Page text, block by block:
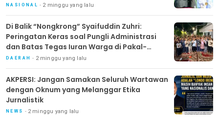
NASIONAL 2 minggu yang lalu
Di Balik “Nongkrong” Syaifuddin Zuhri:
Peringatan Keras soal Pungli Administrasi
dan Batas Tegas Iuran Warga di Pakal-
Benowo
DAERAH 2 minggu yang lalu
AKPERSI: Jangan Samakan Seluruh Wartawan
dengan Oknum yang Melanggar Etika
Jurnalistik
NEWS 2 minggu yang lalu